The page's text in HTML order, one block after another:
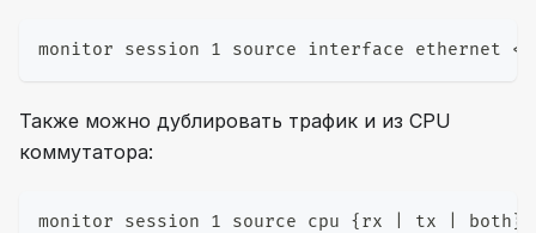
monitor session 1 source interface
Также можно дублировать трафик и из CPU
коммутатора:
monitor session 1 source cpu {rx | tx | both}